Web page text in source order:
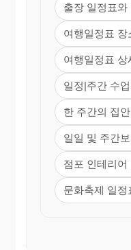
출장 일정표와
여행일정표 장
여행일정표 상
일정|주간 수
한 주간의 집
일일 및 주간
점포 인테리어
문화축제 일정